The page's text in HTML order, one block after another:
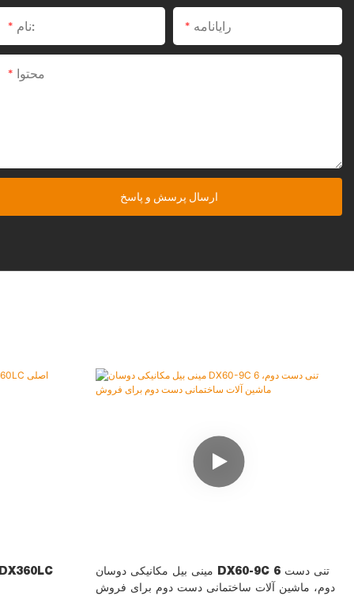
نام: رایانامه
محتوا
ارسال پرسش و پاسخ
مینی بیل مکانیکی دوسان DX60-9C 6 تنی دست
دوم، ماشین آلات ساختمانی دست دوم برای فروش